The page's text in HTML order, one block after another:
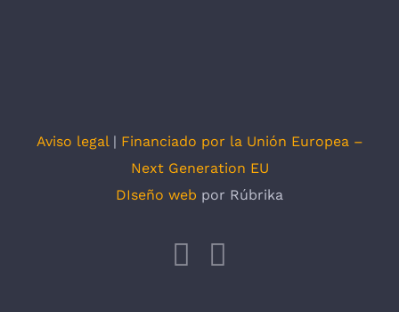
Aviso legal| Financiado por la Unión Europea –
Next Generation EU
DIseño web por Rúbrika
Facebook